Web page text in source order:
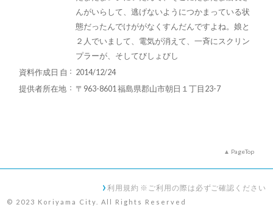
んがいらして、逃げないようにつかまっている状
態だったんでけががなくすんだんですよね。娘と
２人でいまして、電気が消えて、一斉にスクリン
プラーが、そしてびしょびし
資料作成日 自
2014/12/24
提供者所在地
〒963-8601 福島県郡山市朝日１丁目23-7
PageTop
利用規約 ※ご利用の際は必ずご確認ください
© 2023 Koriyama City. All Rights Reserved